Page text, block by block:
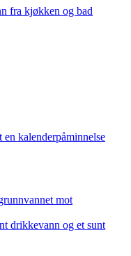
fra kjøkken og bad
kalenderpåminnelse
mot
drikkevann og et sunt